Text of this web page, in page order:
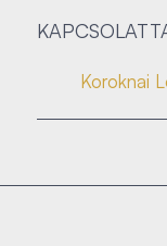
Koroknai